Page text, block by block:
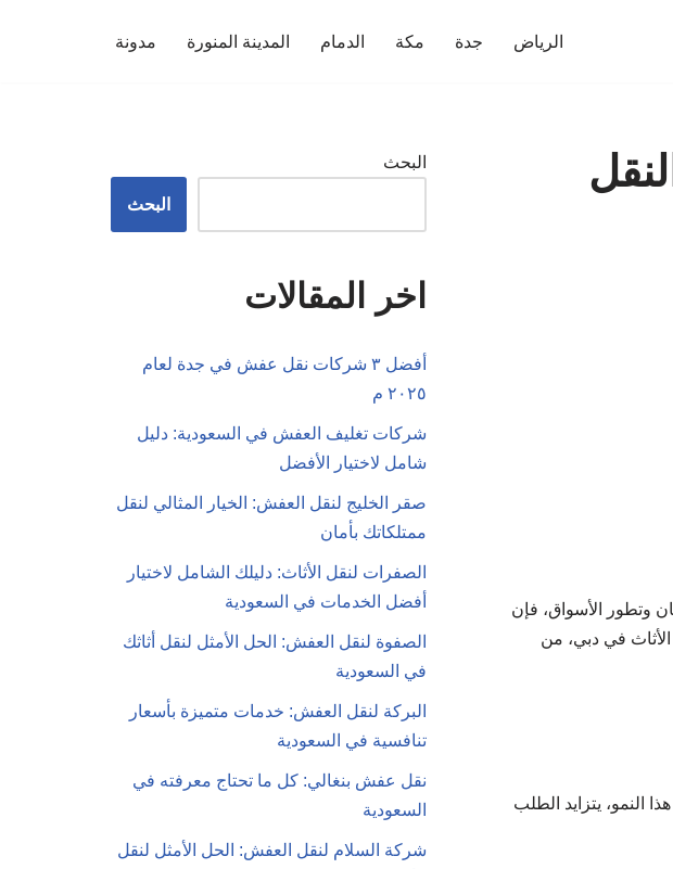
الرياض جدة مكة الدمام المدينة المنورة مدونة
وتطور الأسواق، فإن
في دبي، من
النمو، يتزايد الطلب
البحث
البحث
اخر المقالات
أفضل ٣ شركات نقل عفش في جدة لعام
٢٠٢٥ م
شركات تغليف العفش في السعودية: دليل
شامل لاختيار الأفضل
صقر الخليج لنقل العفش: الخيار المثالي لنقل
ممتلكاتك بأمان
الصفرات لنقل الأثاث: دليلك الشامل لاختيار
أفضل الخدمات في السعودية
الصفوة لنقل العفش: الحل الأمثل لنقل أثاثك
في السعودية
البركة لنقل العفش: خدمات متميزة بأسعار
تنافسية في السعودية
نقل عفش بنغالي: كل ما تحتاج معرفته في
السعودية
شركة السلام لنقل العفش: الحل الأمثل لنقل